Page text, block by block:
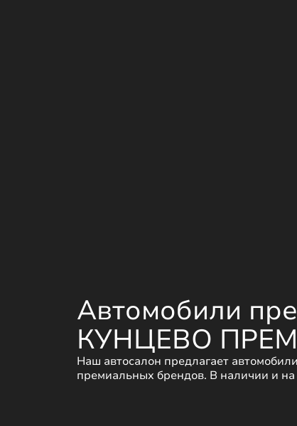
Автомобили
КУНЦЕВО
Наш автосалон предлагает
премиальных брендов. В наличии и на